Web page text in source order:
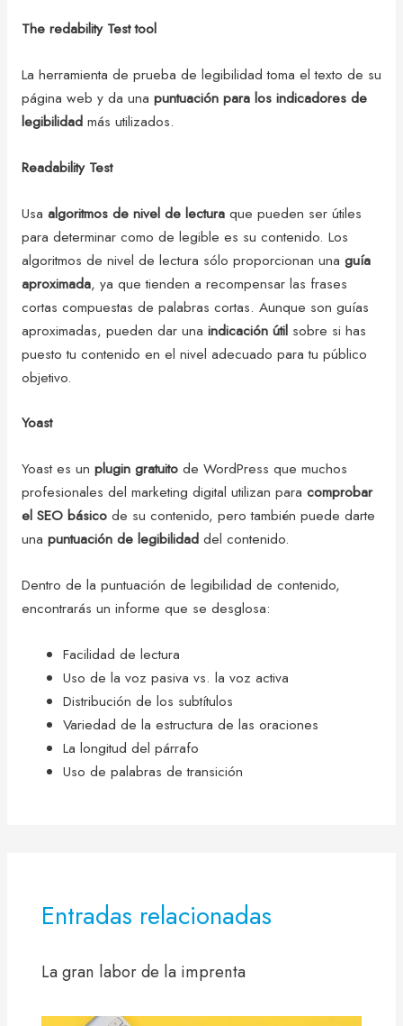
The redability Test tool
La herramienta de prueba de legibilidad toma el texto de su
página web y da una puntuación para los indicadores de
legibilidadmás utilizados.
Readability Test
Usa algoritmos de nivel de lecturaque pueden ser útiles
para determinar como de legible es su contenido. Los
algoritmos de nivel de lectura sólo proporcionan una guía
aproximada, ya que tienden a recompensar las frases
cortas compuestas de palabras cortas. Aunque son guías
aproximadas, pueden dar una indicación útilsobre si has
puesto tu contenido en el nivel adecuado para tu público
objetivo.
Yoast
Yoast es un plugin gratuitode WordPress que muchos
profesionales del marketing digital utilizan para comprobar
el SEO básicode su contenido, pero también puede darte
una puntuación de legibilidaddel contenido.
Dentro de la puntuación de legibilidad de contenido,
encontrarás un informe que se desglosa:
Facilidad de lectura
Uso de la voz pasiva vs. la voz activa
Distribución de los subtítulos
Variedad de la estructura de las oraciones
La longitud del párrafo
Uso de palabras de transición
Entradas relacionadas
La gran labor de la imprenta